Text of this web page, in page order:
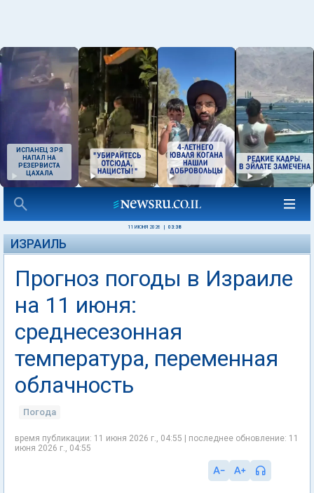
ИСПАНЕЦ ЗРЯ
НАПАЛ НА
РЕЗЕРВИСТА
ЦАХАЛА
11 ИЮНЯ 2026 03:38
ИЗРАИЛЬ
Прогноз погоды в Израиле
на 11 июня:
среднесезонная
температура, переменная
облачность
Погода
время публикации: 11 июня 2026 г., 04:55 | последнее обновление: 11
июня 2026 г., 04:55